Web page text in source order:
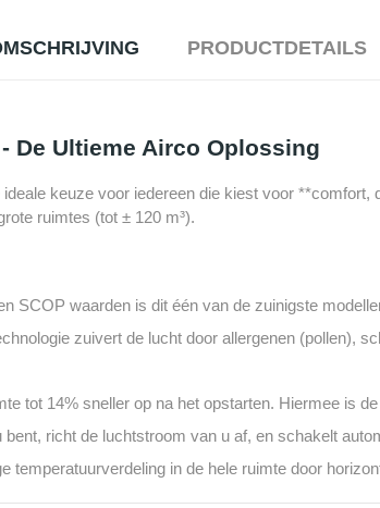
PRODUCTDETAILS
De Ultieme Airco Oplossing
keuze voor iedereen die kiest voor
ruimtes (tot ± 120 m³).
SCOP waarden is dit één van de zuinigste
zuivert de lucht door allergenen (pollen),
tot 14% sneller op na het opstarten. Hiermee is
richt de luchtstroom van u af, en schakelt
in de hele ruimte door